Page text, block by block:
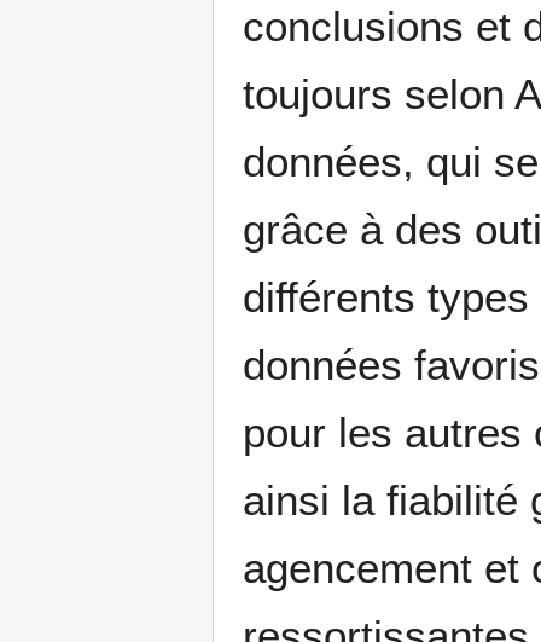
conclusions et
toujours selon
données, qui
grâce à des
différents types
données
pour les autres
ainsi la fiabilité
agencement et